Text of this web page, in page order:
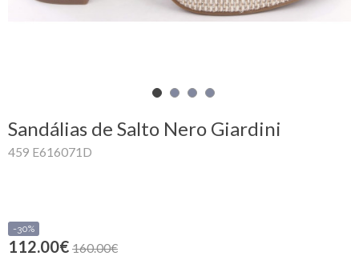
Mulher
Marcas
Outlet
Sandálias de Salto Nero Giardini
459 E616071D
-30%
112.00€ 160.00€